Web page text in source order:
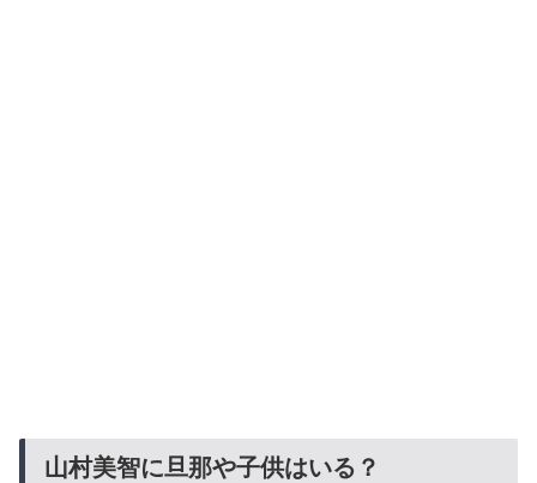
山村美智に旦那や子供はいる？